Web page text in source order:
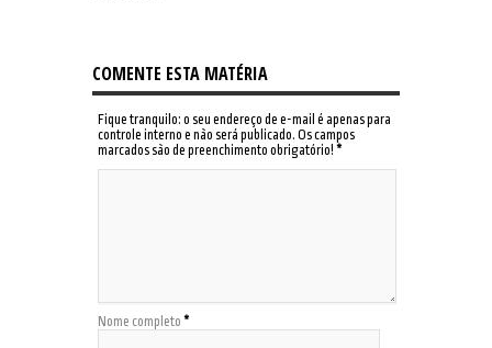
COMENTE ESTA MATÉRIA
Fique tranquilo: o seu endereço de e-mail é apenas para
controle interno e não será publicado. Os campos
marcados são de preenchimento obrigatório! *
Nome completo *